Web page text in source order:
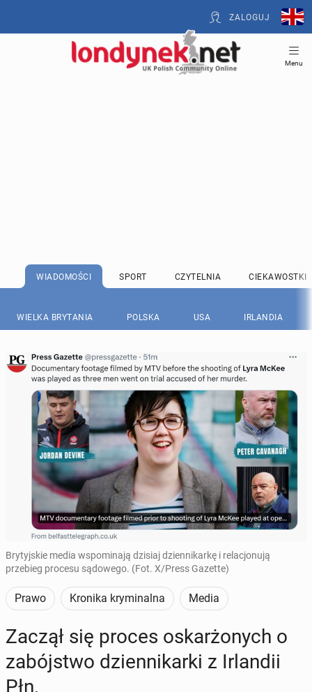
ZALOGUJ
Menu
WIADOMOŚCI SPORT CZYTELNIA CIEKAWOSTKI
WIELKA BRYTANIA POLSKA USA IRLANDIA
Brytyjskie media wspominają dzisiaj dziennikarkę i relacjonują
przebieg procesu sądowego. (Fot. X/Press Gazette)
Prawo Kronika kryminalna Media
Zaczął się proces oskar­żo­nych o
za­bój­stwo dzien­ni­kar­ki z Ir­lan­dii
Płn.